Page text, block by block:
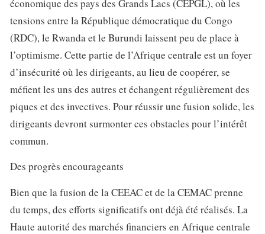
économique des pays des Grands Lacs (CEPGL), où les
tensions entre la République démocratique du Congo
(RDC), le Rwanda et le Burundi laissent peu de place à
l’optimisme. Cette partie de l’Afrique centrale est un foyer
d’insécurité où les dirigeants, au lieu de coopérer, se
méfient les uns des autres et échangent régulièrement des
piques et des invectives. Pour réussir une fusion solide, les
dirigeants devront surmonter ces obstacles pour l’intérêt
commun.
Des progrès encourageants
Bien que la fusion de la CEEAC et de la CEMAC prenne
du temps, des efforts significatifs ont déjà été réalisés. La
Haute autorité des marchés financiers en Afrique centrale